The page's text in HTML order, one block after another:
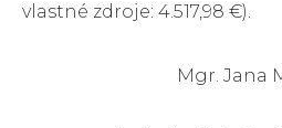
vlastné zdroje: 4.517,98 €).
Mgr. Jana